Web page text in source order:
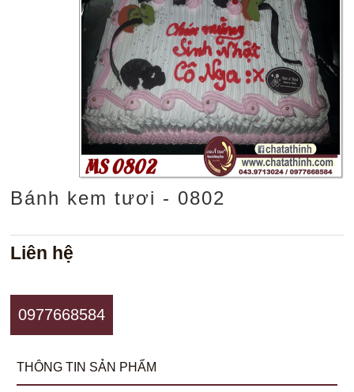
Bánh kem tươi - 0802
Liên hệ
0977668584
THÔNG TIN SẢN PHẨM